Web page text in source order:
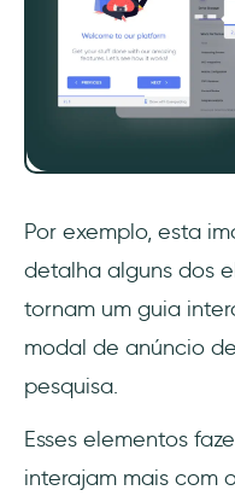
Por exemplo, esta
detalha alguns dos
tornam um guia
modal de anúncio
pesquisa.
Esses elementos
interajam mais com